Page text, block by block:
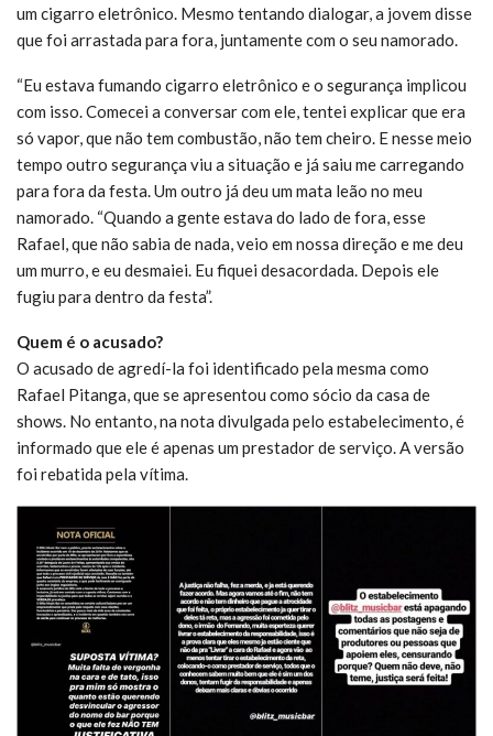
um cigarro eletrônico. Mesmo tentando dialogar, a jovem disse
que foi arrastada para fora, juntamente com o seu namorado.
“Eu estava fumando cigarro eletrônico e o segurança implicou
com isso. Comecei a conversar com ele, tentei explicar que era
só vapor, que não tem combustão, não tem cheiro. E nesse meio
tempo outro segurança viu a situação e já saiu me carregando
para fora da festa. Um outro já deu um mata leão no meu
namorado. “Quando a gente estava do lado de fora, esse
Rafael, que não sabia de nada, veio em nossa direção e me deu
um murro, e eu desmaiei. Eu fiquei desacordada. Depois ele
fugiu para dentro da festa”.
Quem é o acusado?
O acusado de agredí-la foi identificado pela mesma como
Rafael Pitanga, que se apresentou como sócio da casa de
shows. No entanto, na nota divulgada pelo estabelecimento, é
informado que ele é apenas um prestador de serviço. A versão
foi rebatida pela vítima.